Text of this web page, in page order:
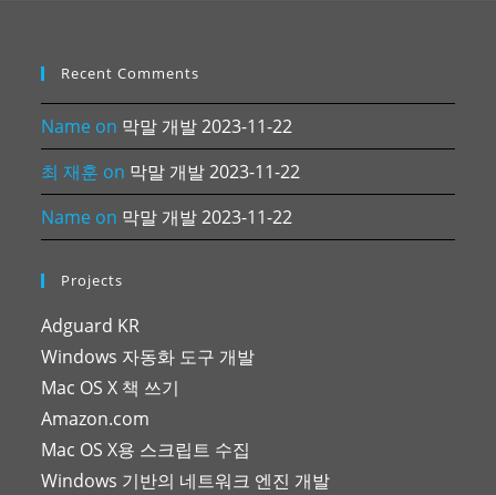
Recent Comments
Name on 막말 개발 2023-11-22
최 재훈 on 막말 개발 2023-11-22
Name on 막말 개발 2023-11-22
Projects
Adguard KR
Windows 자동화 도구 개발
Mac OS X 책 쓰기
Amazon.com
Mac OS X용 스크립트 수집
Windows 기반의 네트워크 엔진 개발